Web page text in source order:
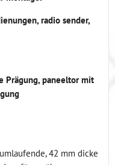
radio sender,
Prägung, paneeltor mit
42 mm dicke